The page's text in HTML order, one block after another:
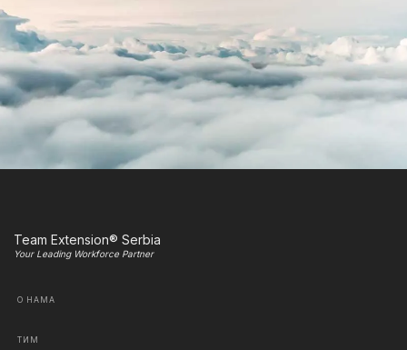
Team Extension® Serbia
Your Leading Workforce Partner
О НАМА
ТИМ